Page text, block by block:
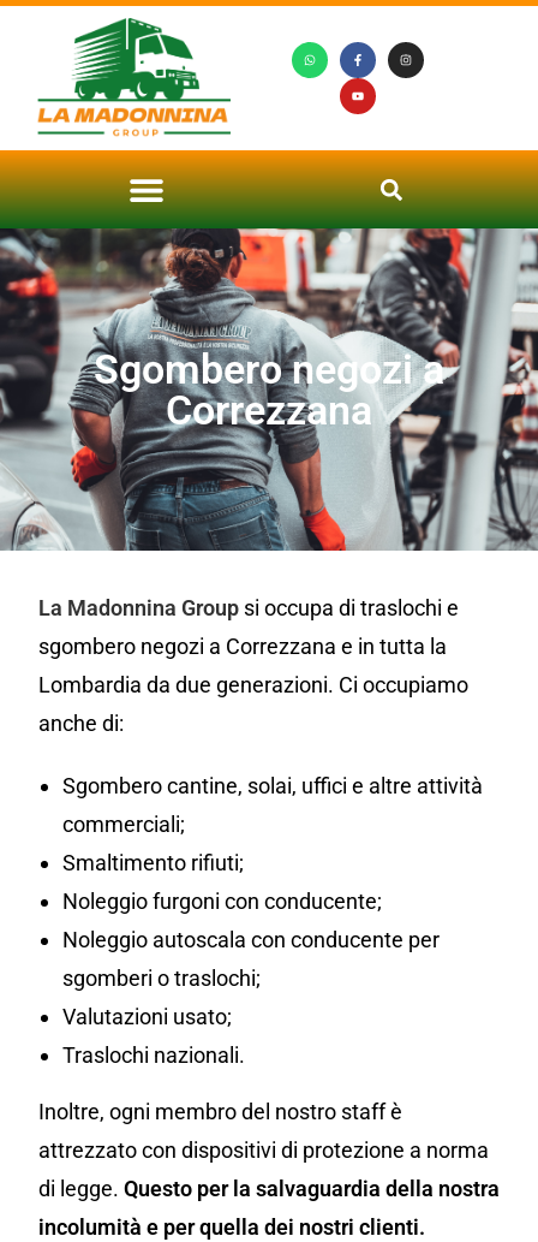
Sgombero negozi a
Correzzana
La Madonnina Group si occupa di traslochi e
sgombero negozi a Correzzana e in tutta la
Lombardia da due generazioni. Ci occupiamo
anche di:
Sgombero cantine, solai, uffici e altre attività
commerciali;
Smaltimento rifiuti;
Noleggio furgoni con conducente;
Noleggio autoscala con conducente per
sgomberi o traslochi;
Valutazioni usato;
Traslochi nazionali.
Inoltre, ogni membro del nostro staff è
attrezzato con dispositivi di protezione a norma
di legge. Questo per la salvaguardia della nostra
incolumità e per quella dei nostri clienti.